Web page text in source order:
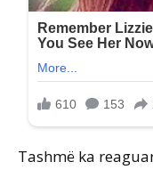
Tashmë ka